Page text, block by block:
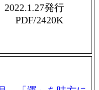
2022.1.27発行
PDF/2420K